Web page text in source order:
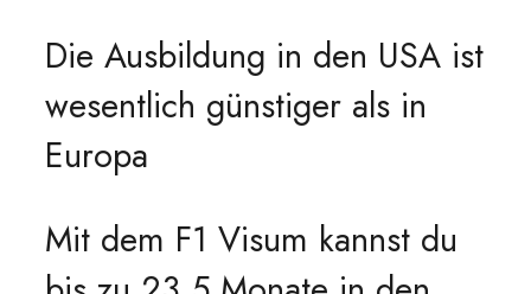
Die Ausbildung in den USA ist
wesentlich günstiger als in
Europa
Mit dem F1 Visum kannst du